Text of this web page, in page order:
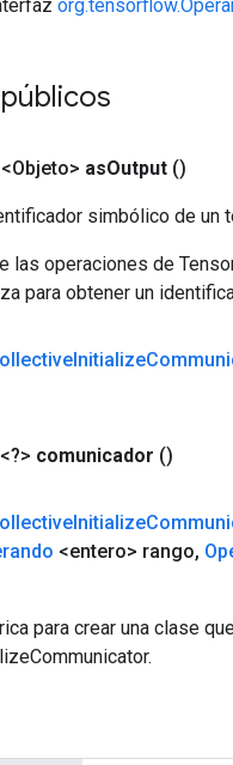
asOutput ()
simbólico de un
las operaciones de
para obtener un
Initialize
comunicador ()
Initialize
<entero> rango,
para crear una clase